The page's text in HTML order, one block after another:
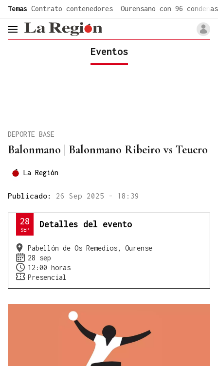
Temas Contrato contenedores Ourensano con 96 condenas
header.menu.open
Eventos
Balonmano | Balonmano Ribeiro vs Teucro
DEPORTE BASE
La Región
Publicado: 26 Sep 2025 - 18:39
28
SEP
Detalles del evento
Pabellón de Os Remedios, Ourense
28 sep
12:00 horas
Presencial